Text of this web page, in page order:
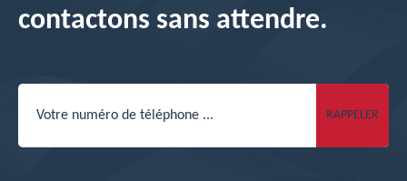
contactons sans attendre.